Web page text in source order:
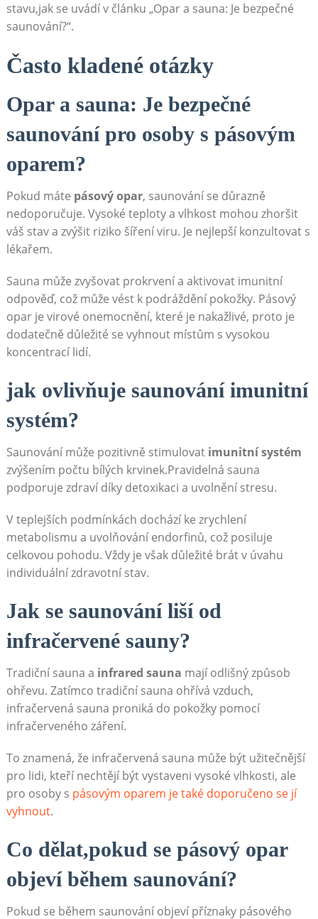
stavu,jak se uvádí v článku „Opar a sauna: Je bezpečné
saunování?“.
Často kladené otázky
Opar a sauna: Je bezpečné
saunování pro osoby s pásovým
oparem?
Pokud máte pásový opar, saunování se důrazně
nedoporučuje. Vysoké teploty a vlhkost mohou zhoršit
váš stav a zvýšit riziko šíření viru. Je nejlepší konzultovat s
lékařem.
Sauna může zvyšovat prokrvení a aktivovat imunitní
odpověď, což může vést k podráždění pokožky. Pásový
opar je virové onemocnění, které je nakažlivé, proto je
dodatečně důležité se vyhnout místům s vysokou
koncentrací lidí.
jak ovlivňuje saunování imunitní
systém?
Saunování může pozitivně stimulovat imunitní systém
zvýšením počtu bílých krvinek.Pravidelná sauna
podporuje zdraví díky detoxikaci a uvolnění stresu.
V teplejších podmínkách dochází ke zrychlení
metabolismu a uvolňování endorfinů, což posiluje
celkovou pohodu. Vždy je však důležité brát v úvahu
individuální zdravotní stav.
Jak se saunování liší od
infračervené sauny?
Tradiční sauna a infrared sauna mají odlišný způsob
ohřevu. Zatímco tradiční sauna ohřívá vzduch,
infračervená sauna proniká do pokožky pomocí
infračerveného záření.
To znamená, že infračervená sauna může být užitečnější
pro lidi, kteří nechtějí být vystaveni vysoké vlhkosti, ale
pro osoby s pásovým oparem je také doporučeno se jí
vyhnout.
Co dělat,pokud se pásový opar
objeví během saunování?
Pokud se během saunování objeví příznaky pásového